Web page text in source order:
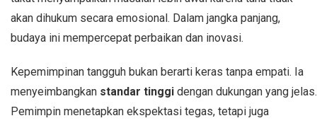
akan dihukum secara emosional. Dalam jangka panjang,
budaya ini mempercepat perbaikan dan inovasi.
Kepemimpinan tangguh bukan berarti keras tanpa empati. Ia
menyeimbangkan standar tinggi dengan dukungan yang jelas.
Pemimpin menetapkan ekspektasi tegas, tetapi juga